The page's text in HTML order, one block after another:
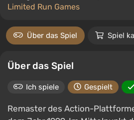
Limited Run Games
Über das Spiel Spiel
Über das Spiel
Ich spiele Gespielt
Remaster des Action-